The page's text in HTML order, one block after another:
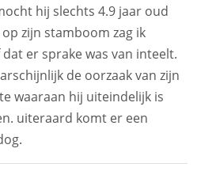
hij slechts 4.9 jaar oud
zijn stamboom zag ik
er sprake was van inteelt.
de oorzaak van zijn
waaraan hij uiteindelijk is
uiteraard komt er een